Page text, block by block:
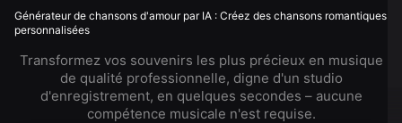
Générateur de chansons d'amour par IA : Créez des chansons romantiques
personnalisées
Transformez vos souvenirs les plus précieux en musique
de qualité professionnelle, digne d'un studio
d'enregistrement, en quelques secondes – aucune
compétence musicale n'est requise.